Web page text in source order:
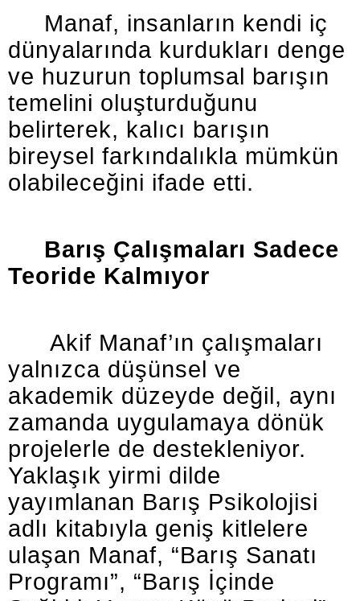
Manaf, insanların kendi iç
dünyalarında kurdukları denge
ve huzurun toplumsal barışın
temelini oluşturduğunu
belirterek, kalıcı barışın
bireysel farkındalıkla mümkün
olabileceğini ifade etti.
Barış Çalışmaları Sadece
Teoride Kalmıyor
Akif Manaf’ın çalışmaları
yalnızca düşünsel ve
akademik düzeyde değil, aynı
zamanda uygulamaya dönük
projelerle de destekleniyor.
Yaklaşık yirmi dilde
yayımlanan Barış Psikolojisi
adlı kitabıyla geniş kitlelere
ulaşan Manaf, “Barış Sanatı
Programı”, “Barış İçinde